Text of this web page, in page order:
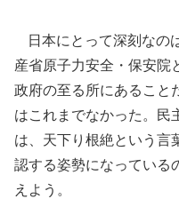
日本にとって深刻なの
産省原子力安全・保安院
政府の至る所にあること
はこれまでなかった。民
は、天下り根絶という言
認する姿勢になっている
えよう。